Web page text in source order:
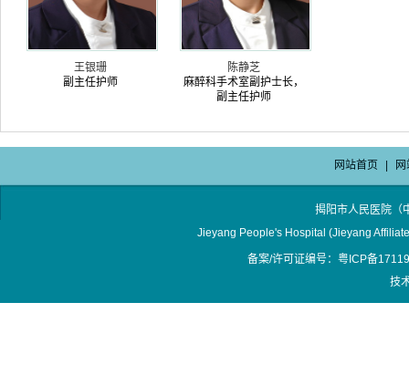
王银珊
副主任护师
陈静芝
麻醉科手术室副护士长，
副主任护师
网站首页
揭阳市人民医院
Jieyang People's Hospital (Jieyang
备案/许可证编号：粤ICP备
技